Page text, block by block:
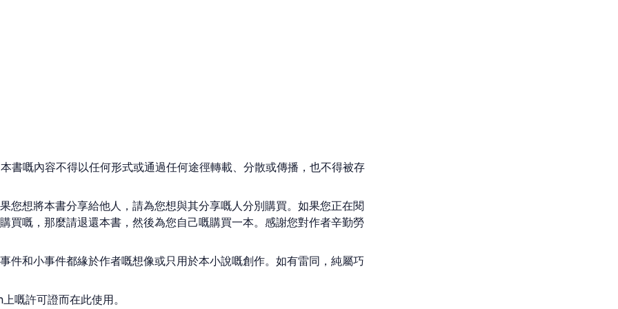
書嘅內容不得以任何形式或通過任何途徑轉載、分散或傳播，也不得被存
您想將本書分享給他人，請為您想與其分享嘅人分別購買。如果您正在閱
買嘅，那麼請退還本書，然後為您自己嘅購買一本。感謝您對作者辛勤勞
件和小事件都緣於作者嘅想像或只用於本小說嘅創作。如有雷同，純屬巧
嘅許可證而在此使用。